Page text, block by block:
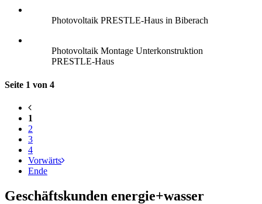
Photovoltaik PRESTLE-Haus in Biberach
Photovoltaik Montage Unterkonstruktion
PRESTLE-Haus
Seite 1 von 4
1
2
3
4
Vorwärts
Ende
Geschäftskunden energie+wasser